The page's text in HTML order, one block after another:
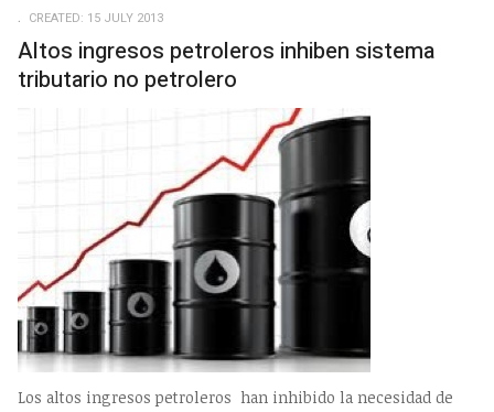
CREATED: 15 JULY 2013
Altos ingresos petroleros inhiben sistema
tributario no petrolero
Los altos ingresos petroleros han inhibido la necesidad de